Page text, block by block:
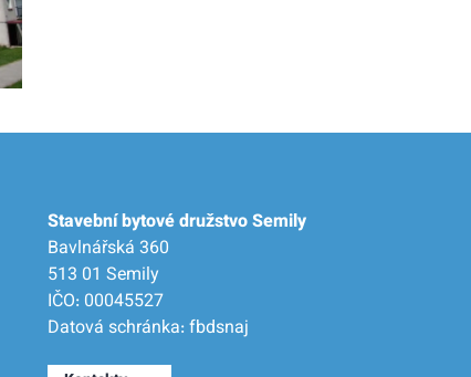
Stavební bytové družstvo Semily
Bavlnářská 360
513 01 Semily
IČO: 00045527
Datová schránka: fbdsnaj